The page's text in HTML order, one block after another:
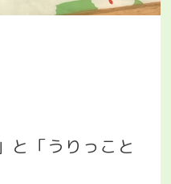
と「うりっこと